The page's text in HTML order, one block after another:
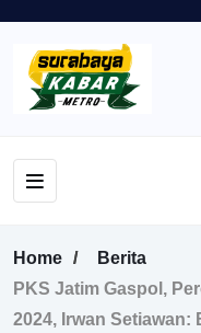
Home
Berita
PKS Jatim Gaspol,
2024, Irwan Setiawan: